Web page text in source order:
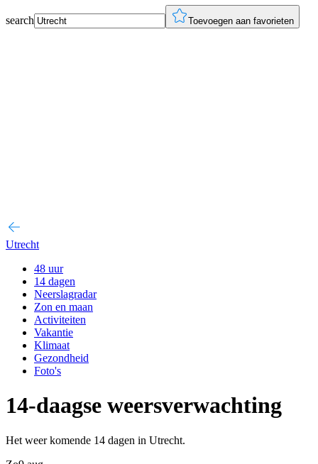
search Toevoegen aan favorieten
Utrecht
48 uur
14 dagen
Neerslagradar
Zon en maan
Activiteiten
Vakantie
Klimaat
Gezondheid
Foto's
14-daagse weersverwachting
Het weer komende 14 dagen in Utrecht.